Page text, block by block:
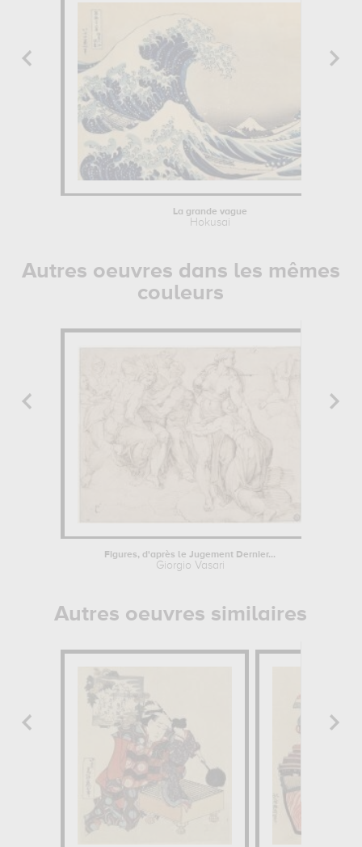
La grande vague
Hokusai
Autres oeuvres dans les mêmes
couleurs
Figures, d'après le Jugement Dernier...
Giorgio Vasari
Autres oeuvres similaires